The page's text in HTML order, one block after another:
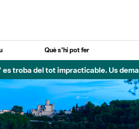
Què s'hi pot fer
troba del tot impracticable. Us